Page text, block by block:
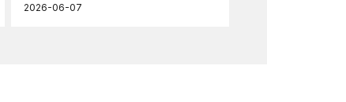
2026-06-07